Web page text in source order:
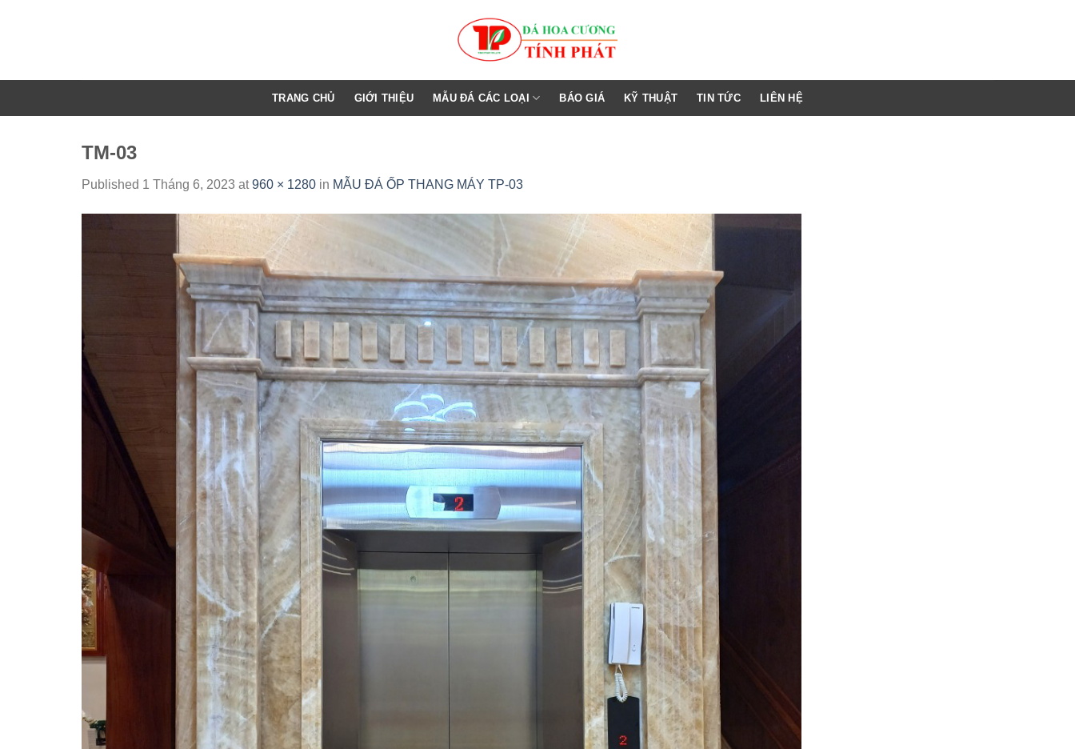
TRANG CHỦ GIỚI THIỆU MẪU ĐÁ CÁC LOẠI BÁO GIÁ KỸ THUẬT TIN TỨC LIÊN HỆ
TM-03
Published 1 Tháng 6, 2023 at960 × 1280 in MẪU ĐÁ ỐP THANG MÁY TP-03